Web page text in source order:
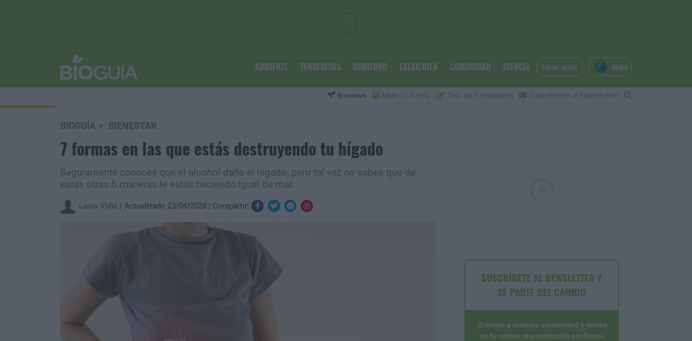
AMBIENTE TENDENCIAS GOBIERNO ESTAR BIEN COMUNIDAD CIENCIA
Bionews Mide tu huella Test de Eneagrama Suscribirme al Newsletter
Iniciar sesión Global
BIOGUÍA BIENESTAR
7 formas en las que estás destruyendo tu hígado
Seguramente conoces que el alcohol daña el hígado, pero tal vez no sabes que de
estas otras 6 maneras le estás haciendo igual de mal.
Laura Vidal Actualizado 23/04/2020 Compartir:
SUSCRÍBETE AL NEWSLETTER Y
SÉ PARTE DEL CAMBIO
¡Sumate a nuestra comunidad y recibe
en tu correo una selección exclusiva